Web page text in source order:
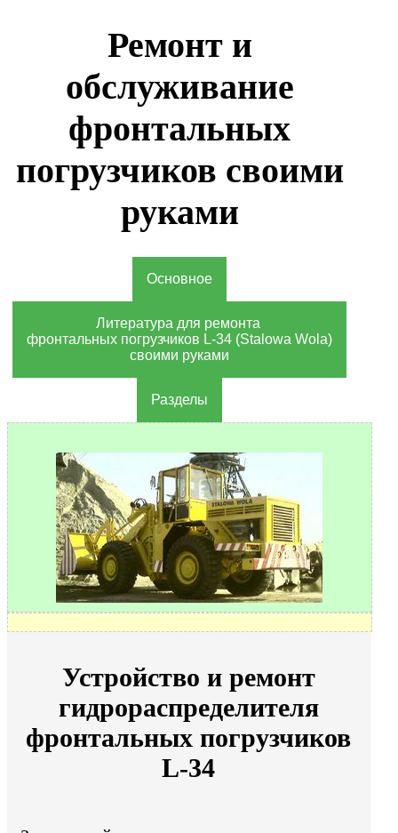
Ремонт и
обслуживание
фронтальных
погрузчиков своими
руками
Основное
Литература для ремонта
фронтальных погрузчиков L-34 (Stalowa Wola)
своими руками
Разделы
Устройство и ремонт
гидрораспределителя
фронтальных погрузчиков
L-34